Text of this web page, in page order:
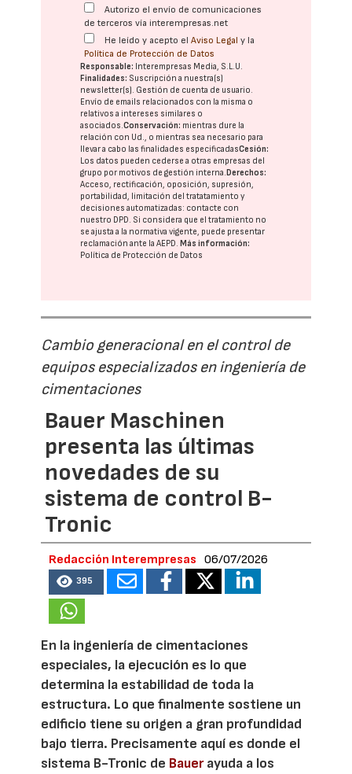
Autorizo el envío de comunicaciones
de terceros vía interempresas.net
He leído y acepto elAviso Legal y la
Política de Protección de Datos
Responsable: Interempresas Media, S.L.U.
Finalidades: Suscripción a nuestra(s)
newsletter(s). Gestión de cuenta de usuario.
Envío de emails relacionados con la misma o
relativos a intereses similares o
asociados.Conservación: mientras dure la
relación con Ud., o mientras sea necesario para
llevar a cabo las finalidades especificadasCesión:
Los datos pueden cederse a otras empresas del
grupo por motivos de gestión interna. Derechos:
Acceso, rectificación, oposición, supresión,
portabilidad, limitación del tratatamiento y
decisiones automatizadas: contacte con
nuestro DPD. Si considera que el tratamiento no
se ajusta a la normativa vigente, puede presentar
reclamación ante laAEPD. Más información:
Política de Protección de Datos
Cambio generacional en el control de
equipos especializados en ingeniería de
cimentaciones
Bauer Maschinen
presenta las últimas
novedades de su
sistema de control B-
Tronic
Redacción Interempresas 06/07/2026
395
En la ingeniería de cimentaciones
especiales, la ejecución es lo que
determina la estabilidad de toda la
estructura. Lo que finalmente sostiene un
edificio tiene su origen a gran profundidad
bajo tierra. Precisamente aquí es donde el
sistema B-Tronic de Bauerayuda a los